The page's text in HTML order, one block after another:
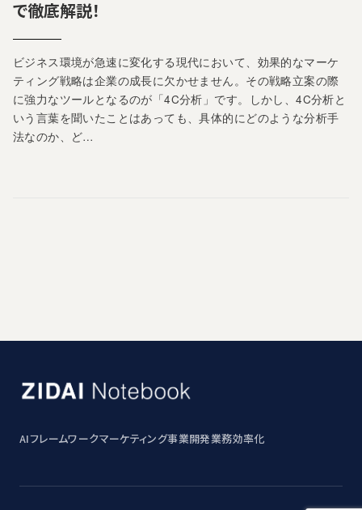
で徹底解説！
ビジネス環境が急速に変化する現代において、効果的なマーケ
ティング戦略は企業の成長に欠かせません。その戦略立案の際
に強力なツールとなるのが「4C分析」です。しかし、4C分析と
いう言葉を聞いたことはあっても、具体的にどのような分析手
法なのか、ど…
AIフレームワークマーケティング事業開発業務効率化